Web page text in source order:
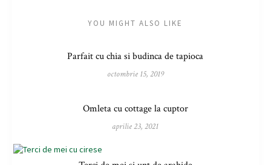
YOU MIGHT ALSO LIKE
Parfait cu chia si budinca de tapioca
octombrie 15, 2019
Omleta cu cottage la cuptor
aprilie 23, 2021